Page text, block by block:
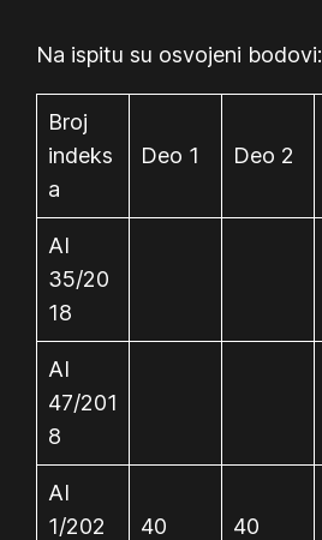
Na ispitu su osvojeni bodovi:
Broj
indeks
a
Deo 1 Deo 2
AI
35/20
18
AI
47/201
8
AI
1/202
40 40